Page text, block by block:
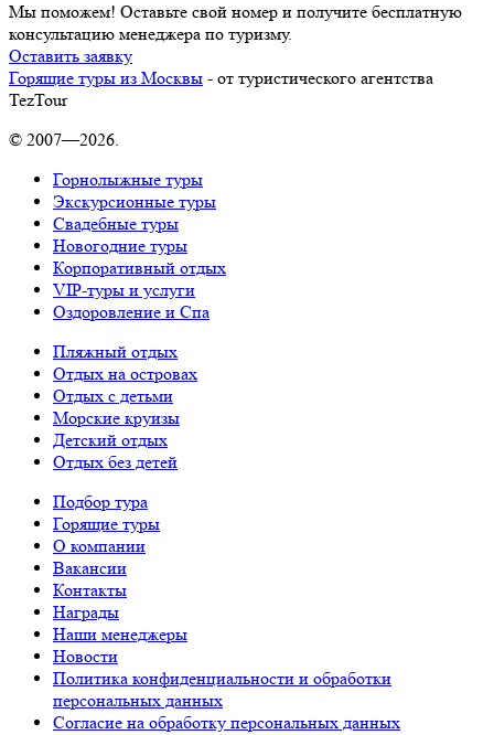
Мы поможем! Оставьте свой номер и получите бесплатную
консультацию менеджера по туризму.
Оставить заявку
Горящие туры из Москвы - от туристического агентства
TezTour
© 2007—2026.
Горнолыжные туры
Экскурсионные туры
Свадебные туры
Новогодние туры
Корпоративный отдых
VIP-туры и услуги
Оздоровление и Спа
Пляжный отдых
Отдых на островах
Отдых с детьми
Морские круизы
Детский отдых
Отдых без детей
Подбор тура
Горящие туры
О компании
Вакансии
Контакты
Награды
Наши менеджеры
Новости
Политика конфиденциальности и обработки
персональных данных
Согласие на обработку персональных данных